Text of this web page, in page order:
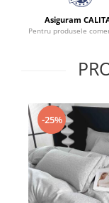
Asiguram
Pentru produsele
-25%